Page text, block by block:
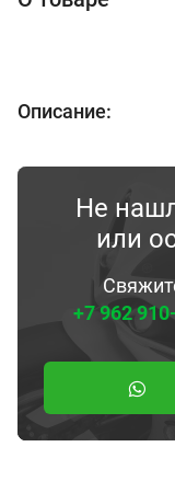
Описание:
Не
или
+7 962